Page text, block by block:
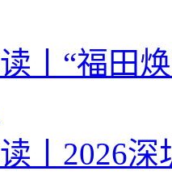
丨“福田
丨2026